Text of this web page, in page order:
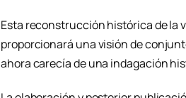
Esta reconstrucción histórica de la
proporcionará una visión de
ahora carecía de una indagación